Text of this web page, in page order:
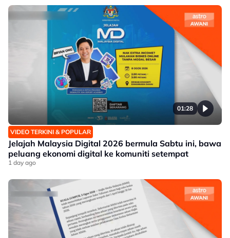
01:28
VIDEO TERKINI & POPULAR
Jelajah Malaysia Digital 2026 bermula Sabtu ini, bawa
peluang ekonomi digital ke komuniti setempat
1 day ago